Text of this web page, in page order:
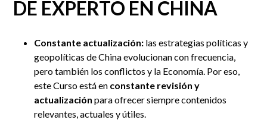
DE EXPERTO EN CHINA
Constante actualización: las estrategias políticas y
geopolíticas de China evolucionan con frecuencia,
pero también los conflictos y la Economía. Por eso,
este Curso está en constante revisión y
actualización para ofrecer siempre contenidos
relevantes, actuales y útiles.